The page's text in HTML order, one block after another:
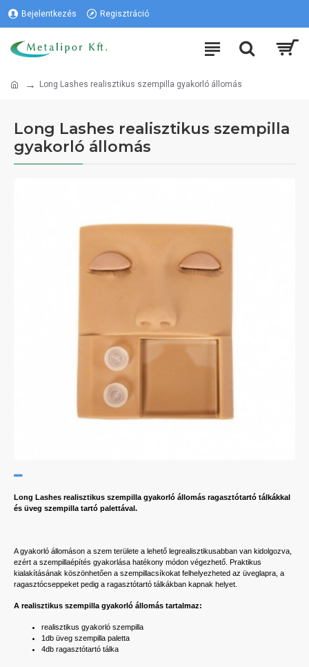
Bejelentkezés Regisztráció
Long Lashes realisztikus szempilla gyakorló állomás
Long Lashes realisztikus szempilla
gyakorló állomás
Long Lashes realisztikus szempilla gyakorló állomás ragasztótartó tálkákkal
és üveg szempilla tartó palettával.
A gyakorló állomáson a szem területe a lehető legrealisztikusabban van kidolgozva,
ezért a szempillaépítés gyakorlása hatékony módon végezhető. Praktikus
kialakításának köszönhetően a szempillacsíkokat felhelyezheted az üveglapra, a
ragasztócseppeket pedig a ragasztótartó tálkákban kapnak helyet.
A realisztikus szempilla gyakorló állomás tartalmaz:
realisztikus gyakorló szempilla
1db üveg szempilla paletta
4db ragasztótartó tálka